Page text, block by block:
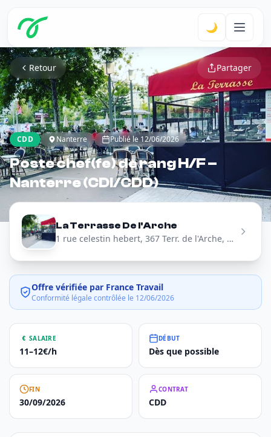
🌙
Retour Partager
CDD Nanterre Publié le 12/06/2026
Poste chef(fe) de rang H/F –
Nanterre (CDI/CDD)
La Terrasse De l'Arche
1 rue celestin hebert, 367 Terr. de l'Arche, 92000 Nanterre
Offre vérifiée par France Travail
Conformité légale contrôlée le 12/06/2026
SALAIRE
11–12€/h
DÉBUT
Dès que possible
FIN
30/09/2026
CONTRAT
CDD